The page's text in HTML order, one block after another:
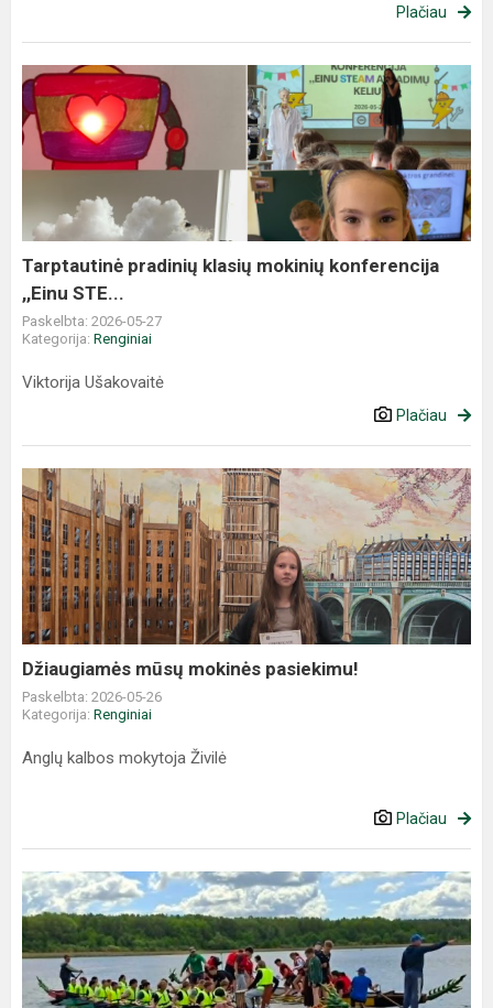
Plačiau
Tarptautinė pradinių klasių mokinių konferencija
,,Einu STE...
Paskelbta: 2026-05-27
Kategorija: Renginiai
Viktorija Ušakovaitė
Plačiau
Džiaugiamės mūsų mokinės pasiekimu!
Paskelbta: 2026-05-26
Kategorija: Renginiai
Anglų kalbos mokytoja Živilė
Plačiau